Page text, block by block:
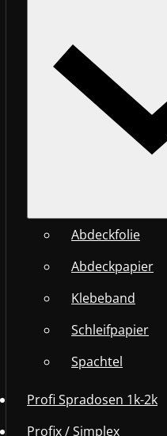
Abdeckfolie
Abdeckpapier
Klebeband
Schleifpapier
Spachtel
Profi Spradosen 1k-2k
Profix / Simplex